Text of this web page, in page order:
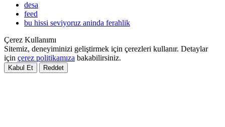
desa
feed
bu hissi seviyoruz aninda ferahlik
Çerez Kullanımı
Sitemiz, deneyiminizi geliştirmek için çerezleri kullanır. Detaylar
için çerez politikamıza bakabilirsiniz.
Kabul Et Reddet